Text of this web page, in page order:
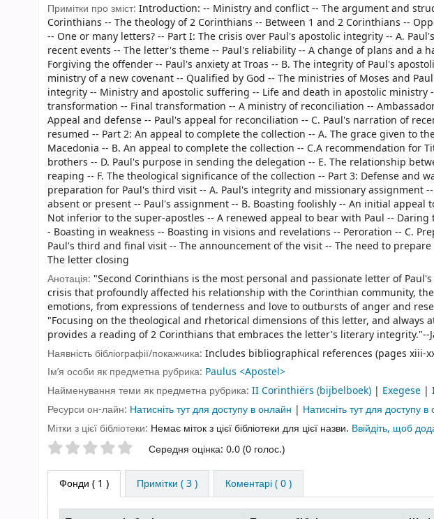
Примітки про зміст: Introduction: -- Ministry and conflict -- The argument and
Corinthians -- The theology of 2 Corinthians -- Between 1 and 2 Corinthians --
-- One or many letters? -- Part I: The crisis over Paul's apostolic integrity -- A.
recent events -- The letter's theme -- Paul's reliability -- A change of plans and a
Forgiving the offender -- Paul's anxiety at Troas -- B. The integrity of Paul's
ministry of a new covenant -- Qualified by God -- The ministries of Moses and
integrity -- Ministry and apostolic suffering -- Life and death in apostolic ministry
transformation -- Final transformation -- A ministry of reconciliation --
Appeal and defense -- Paul's appeal for reconciliation -- C. Paul's narration of
resumed -- Part 2: An appeal to complete the collection -- A. The grace given to
Macedonia -- B. An appeal to complete the collection -- C.A recommendation for
brothers -- D. Paul's purpose in sending the delegation -- E. The relationship
reaping -- F. The theological significance of the collection -- Part 3: Defense and
preparation for Paul's third visit -- A. Paul's integrity and missionary assignment
absent or present -- Paul's assignment -- B. Boasting foolishly -- An initial appeal
Not inferior to the super-apostles -- A renewed appeal to bear with Paul -- Daring
- Boasting in weakness -- Boasting in visions and revelations -- Peroration -- C.
Paul's third and final visit -- The announcement of the visit -- The need to prepare
The letter closing
Анотація: "Second Corinthians is the most personal and passionate letter of
crisis that profoundly affected his relationship with the Corinthian community,
emotions, from expressions of tenderness and love to outbursts of anger and
"Focusing on the theological and rhetorical dimensions of this letter, and always
provides a reading of 2 Corinthians that embraces the letter's literary integrity."--
Наявність бібліографії/покажчика: Includes bibliographical references (pages xiii-
Ім’я особи як предметна рубрика: Paulus <Apostel>
Найменування теми як предметна рубрика: II Corinthiërs (bijbelboek) | Exegese |
Ресурси он-лайн: Натисніть тут для доступу в онлайн | Натисніть тут для доступу в
Мітки з цієї бібліотеки: Немає міток з цієї бібліотеки для цієї назви. Ввійдіть, щоб
Оцінки зірочкамиСередня оцінка: 0.0 (0 голос.)
Фонди ( 1 ) Примітки ( 3 ) Коментарі ( 0 )